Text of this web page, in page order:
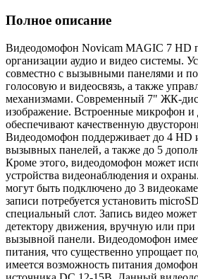
Полное описание
Видеодомофон Novicam MAGIC 7 HD
организации аудио и видео системы.
совместно с вызывными панелями и
голосовую и видеосвязь, а также
механизмами. Современный 7" ЖК-
изображение. Встроенные микрофон и
обеспечивают качественную
Видеодомофон поддерживает до 4 HD
вызывных панелей, а также до 5
Кроме этого, видеодомофон может
устройства видеонаблюдения и
могут быть подключено до 3
записи потребуется установить
специальный слот. Запись видео
детектору движения, вручную или
вызывной панели. Видеодомофон
питания, что существенно упрощает
имеется возможность питания